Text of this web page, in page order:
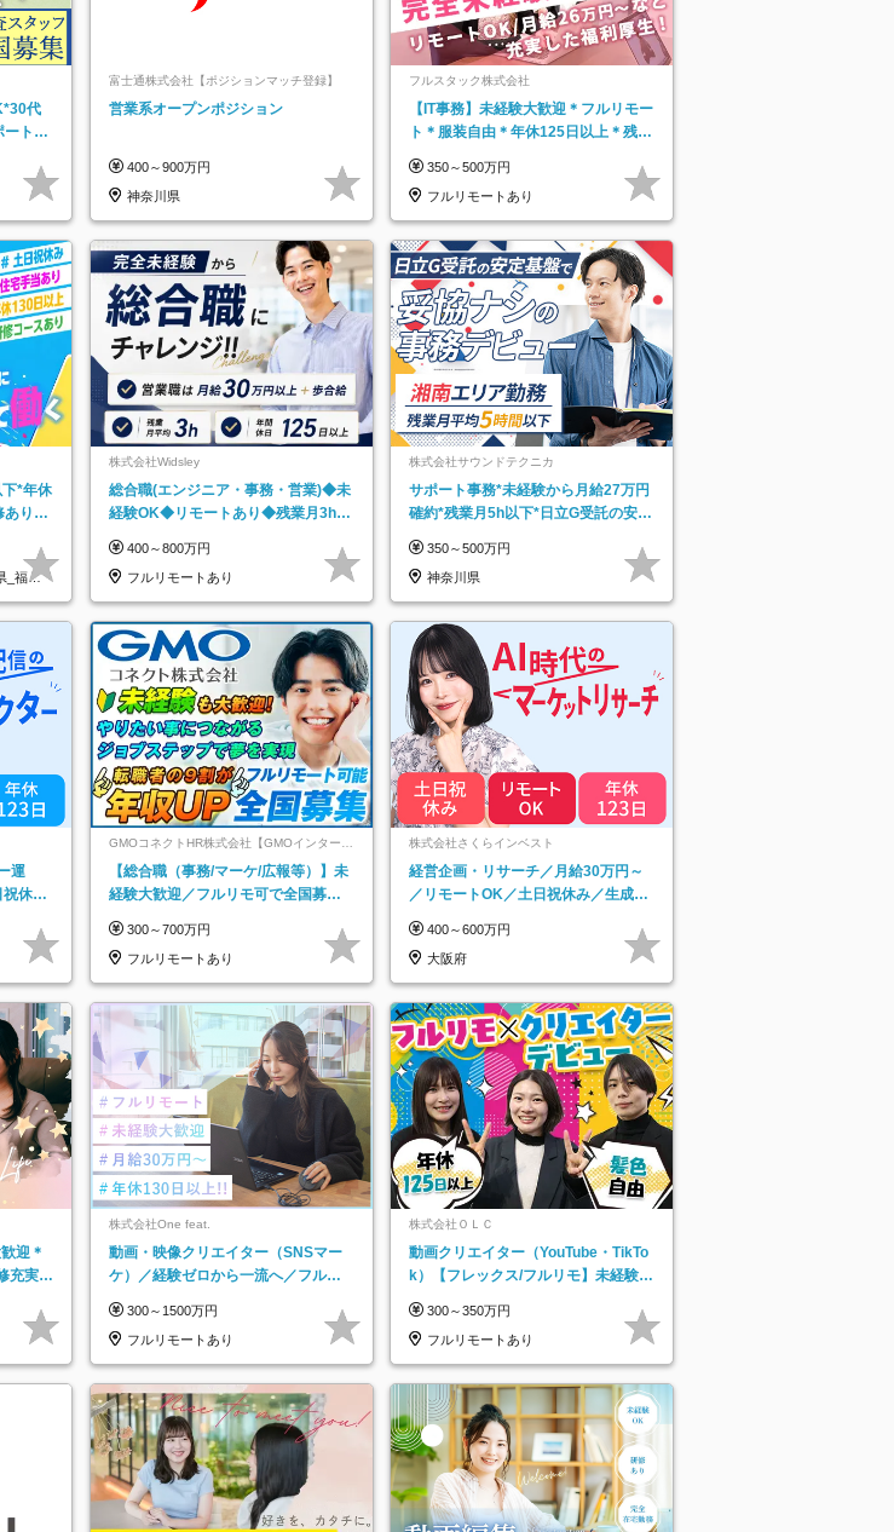
代
ートあ
富士通株式会社【ポジションマッチ登録】
営業系オープンポジション
400～900万円
神奈川県
フルスタック株式会社
【IT事務】未経験大歓迎＊フルリモー
ト＊服装自由＊年休125日以上＊残業
350～500万円
フルリモートあり
*年休
あり*
_福岡
株式会社Widsley
総合職(エンジニア・事務・営業)◆未
経験OK◆リモートあり◆残業月3h◆
400～800万円
フルリモートあり
株式会社サウンドテクニカ
サポート事務*未経験から月給27万円
確約*残業月5h以下*日立G受託の安定
350～500万円
神奈川県
運
休み
GMOコネクトHR株式会社【GMOインターネ
ットグループ】
【総合職（事務/マーケ/広報等）】未
経験大歓迎／フルリモ可で全国募
★
300～700万円
フルリモートあり
株式会社さくらインベスト
経営企画・リサーチ／月給30万円～
／リモートOK／土日祝休み／生成AI
400～600万円
大阪府
迎＊
充実＊
株式会社One feat.
動画・映像クリエイター（SNSマー
ケ）／経験ゼロから一流へ／フルリ
日以上
300～1500万円
フルリモートあり
株式会社ＯＬＣ
動画クリエイター（YouTube・TikTo
k）【フレックス/フルリモ】未経験O
300～350万円
フルリモートあり